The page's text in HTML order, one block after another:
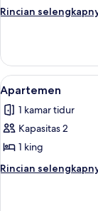
Rincian
Rincian
Apartemen
Lihat
semua
foto
untuk
Apartemen
23
Apartemen
1 kamar tidur
Kapasitas 2
1 king
Rincian
Rincian